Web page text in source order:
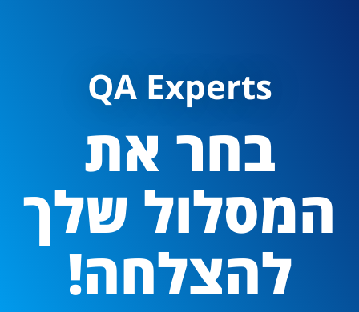
QA Experts
בחר את
המסלול שלך
להצלחה!